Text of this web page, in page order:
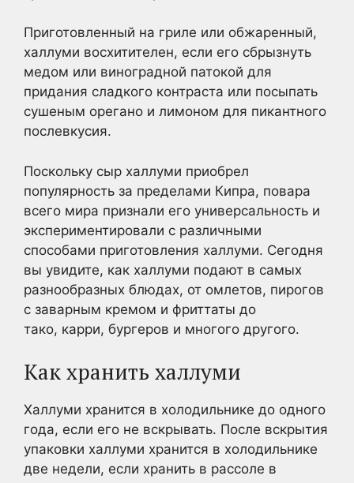
Приготовленный на гриле или обжаренный,
халлуми восхитителен, если его сбрызнуть
медом или виноградной патокой для
придания сладкого контраста или посыпать
сушеным орегано и лимоном для пикантного
послевкусия.
Поскольку сыр халлуми приобрел
популярность за пределами Кипра, повара
всего мира признали его универсальность и
экспериментировали с различными
способами приготовления халлуми. Сегодня
вы увидите, как халлуми подают в самых
разнообразных блюдах, от омлетов, пирогов
с заварным кремом и фриттаты до
тако, карри, бургеров и многого другого.
Как хранить халлуми
Халлуми хранится в холодильнике до одного
года, если его не вскрывать. После вскрытия
упаковки халлуми хранится в холодильнике
две недели, если хранить в рассоле в